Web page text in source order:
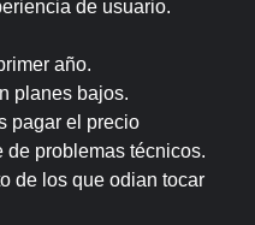
de usuario.
año.
planes bajos.
pagar el precio
problemas técnicos.
de los que odian tocar